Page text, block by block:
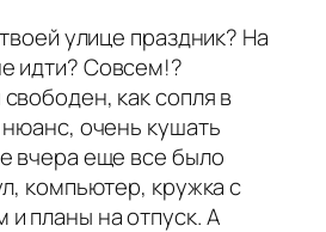
улице праздник? На
идти? Совсем!?
как сопля в
очень кушать
вчера еще все было
компьютер, кружка с
планы на отпуск. А